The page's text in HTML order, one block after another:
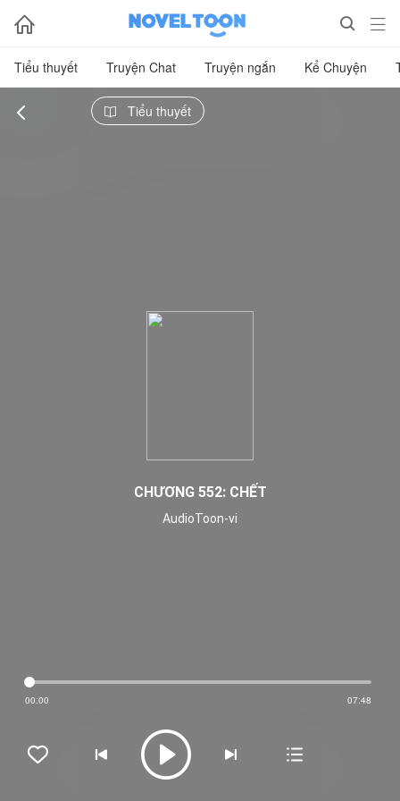
  
Tiểu thuyết Truyện Chat Truyện ngắn Kể Chuyện
  Tiểu thuyết
CHƯƠNG 552: CHẾT
AudioToon-vi
00:00 07:48
    